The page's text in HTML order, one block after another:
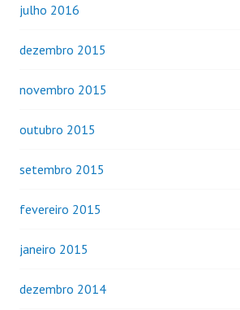
julho 2016
dezembro 2015
novembro 2015
outubro 2015
setembro 2015
fevereiro 2015
janeiro 2015
dezembro 2014